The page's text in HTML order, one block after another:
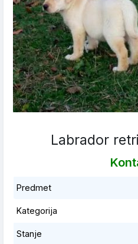
Labrador
Predmet
Kategorija
Stanje